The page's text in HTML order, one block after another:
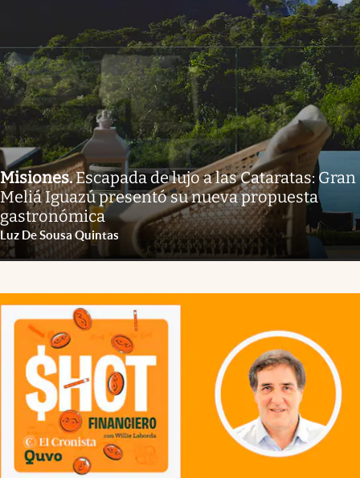
Misiones.Escapada de lujo a las Cataratas: Gran
Meliá Iguazú presentó su nueva propuesta
gastronómica
Luz De Sousa Quintas